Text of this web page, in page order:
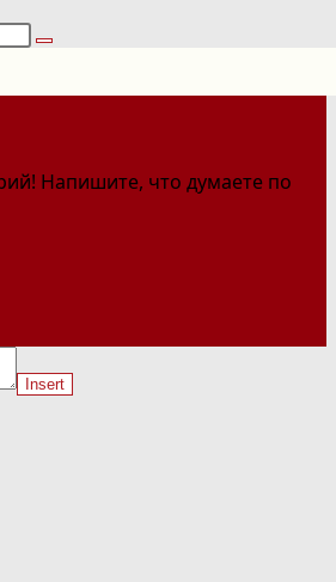
Напишите, что думаете по
Insert